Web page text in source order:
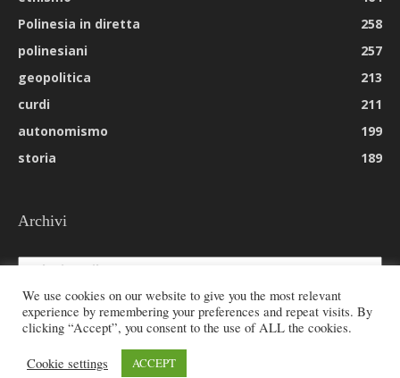
Polinesia in diretta
258
polinesiani
257
geopolitica
213
curdi
211
autonomismo
199
storia
189
Archivi
Archivi
© 2026 All rights reserved - Etnie -
We use cookies on our website to give you the most relevant
experience by remembering your preferences and repeat visits. By
clicking “Accept”, you consent to the use of ALL the cookies.
Cookie settings ACCEPT